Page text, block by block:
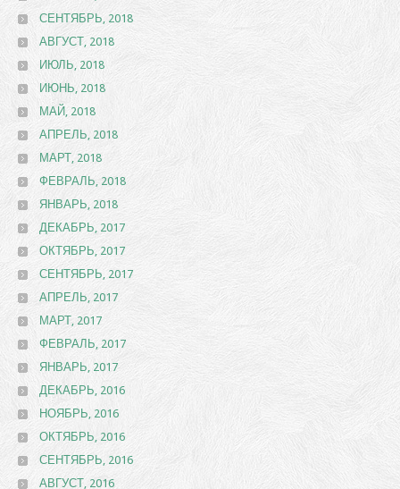
СЕНТЯБРЬ, 2018
АВГУСТ, 2018
ИЮЛЬ, 2018
ИЮНЬ, 2018
МАЙ, 2018
АПРЕЛЬ, 2018
МАРТ, 2018
ФЕВРАЛЬ, 2018
ЯНВАРЬ, 2018
ДЕКАБРЬ, 2017
ОКТЯБРЬ, 2017
СЕНТЯБРЬ, 2017
АПРЕЛЬ, 2017
МАРТ, 2017
ФЕВРАЛЬ, 2017
ЯНВАРЬ, 2017
ДЕКАБРЬ, 2016
НОЯБРЬ, 2016
ОКТЯБРЬ, 2016
СЕНТЯБРЬ, 2016
АВГУСТ, 2016